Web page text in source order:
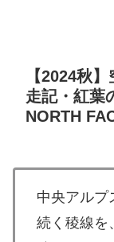
【2024秋
走記・紅葉
NORTH
中央アルプ
続く稜線を